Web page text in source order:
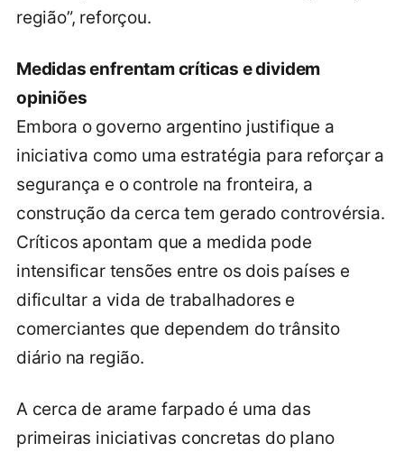
região”, reforçou.
Medidas enfrentam críticas e dividem
opiniões
Embora o governo argentino justifique a
iniciativa como uma estratégia para reforçar a
segurança e o controle na fronteira, a
construção da cerca tem gerado controvérsia.
Críticos apontam que a medida pode
intensificar tensões entre os dois países e
dificultar a vida de trabalhadores e
comerciantes que dependem do trânsito
diário na região.
A cerca de arame farpado é uma das
primeiras iniciativas concretas do plano